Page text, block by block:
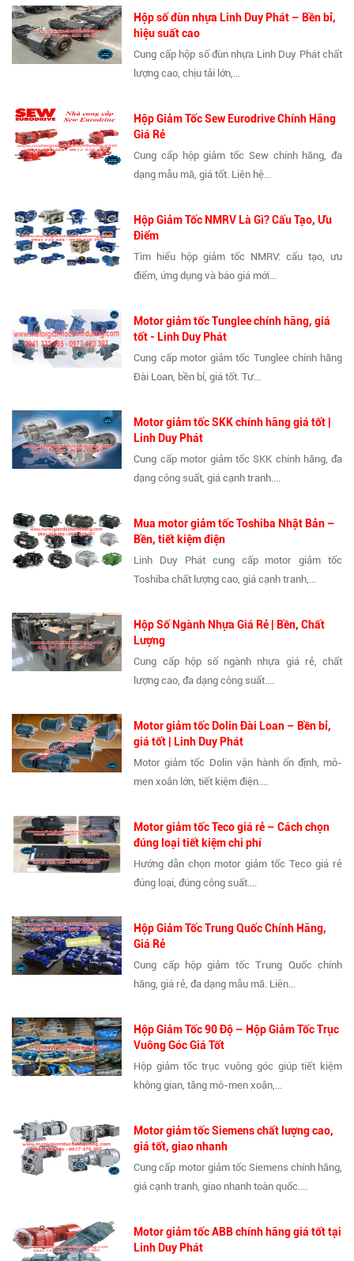
Hộp số đùn nhựa Linh Duy Phát – Bền bỉ,
hiệu suất cao
Cung cấp hộp số đùn nhựa Linh Duy Phát chất
lượng cao, chịu tải lớn,...
Hộp Giảm Tốc Sew Eurodrive Chính Hãng
Giá Rẻ
Cung cấp hộp giảm tốc Sew chính hãng, đa
dạng mẫu mã, giá tốt. Liên hệ...
Hộp Giảm Tốc NMRV Là Gì? Cấu Tạo, Ưu
Điểm
Tìm hiểu hộp giảm tốc NMRV: cấu tạo, ưu
điểm, ứng dụng và báo giá mới...
Motor giảm tốc Tunglee chính hãng, giá
tốt - Linh Duy Phát
Cung cấp motor giảm tốc Tunglee chính hãng
Đài Loan, bền bỉ, giá tốt. Tư...
Motor giảm tốc SKK chính hãng giá tốt |
Linh Duy Phát
Cung cấp motor giảm tốc SKK chính hãng, đa
dạng công suất, giá cạnh tranh....
Mua motor giảm tốc Toshiba Nhật Bản –
Bền, tiết kiệm điện
Linh Duy Phát cung cấp motor giảm tốc
Toshiba chất lượng cao, giá cạnh tranh,...
Hộp Số Ngành Nhựa Giá Rẻ | Bền, Chất
Lượng
Cung cấp hộp số ngành nhựa giá rẻ, chất
lượng cao, đa dạng công suất....
Motor giảm tốc Dolin Đài Loan – Bền bỉ,
giá tốt | Linh Duy Phát
Motor giảm tốc Dolin vận hành ổn định, mô-
men xoắn lớn, tiết kiệm điện....
Motor giảm tốc Teco giá rẻ – Cách chọn
đúng loại tiết kiệm chi phí
Hướng dẫn chọn motor giảm tốc Teco giá rẻ
đúng loại, đúng công suất....
Hộp Giảm Tốc Trung Quốc Chính Hãng,
Giá Rẻ
Cung cấp hộp giảm tốc Trung Quốc chính
hãng, giá rẻ, đa dạng mẫu mã. Liên...
Hộp Giảm Tốc 90 Độ – Hộp Giảm Tốc Trục
Vuông Góc Giá Tốt
Hộp giảm tốc trục vuông góc giúp tiết kiệm
không gian, tăng mô-men xoắn,...
Motor giảm tốc Siemens chất lượng cao,
giá tốt, giao nhanh
Cung cấp motor giảm tốc Siemens chính hãng,
giá cạnh tranh, giao nhanh toàn quốc....
Motor giảm tốc ABB chính hãng giá tốt tại
Linh Duy Phát